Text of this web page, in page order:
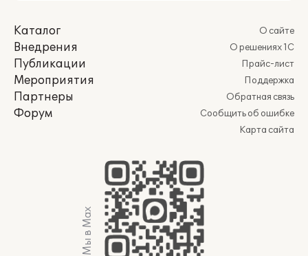
Каталог
Внедрения
Публикации
Мероприятия
Партнеры
Форум
О сайте
О решениях 1С
Прайс-лист
Поддержка
Обратная связь
Сообщить об ошибке
Карта сайта
Мы в Max